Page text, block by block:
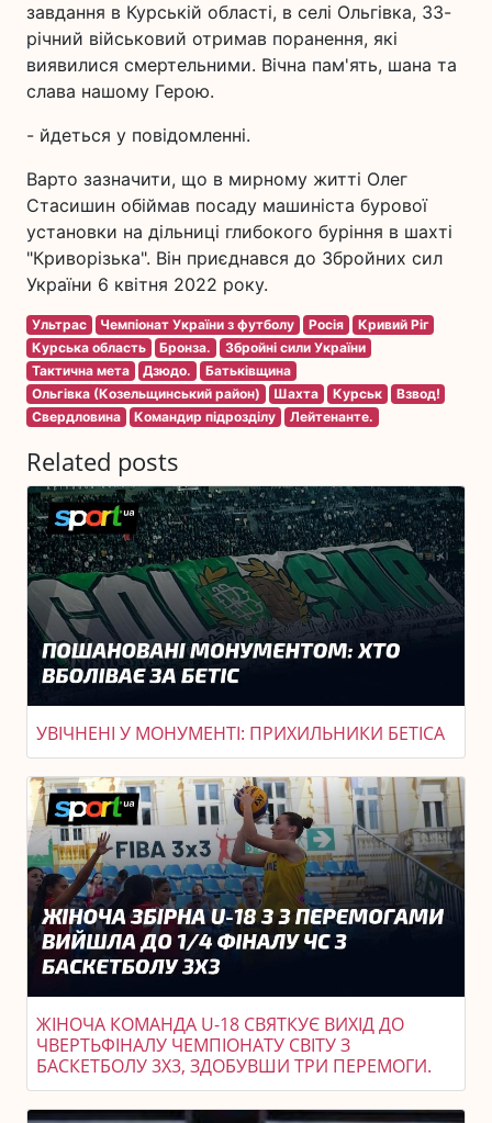
завдання в Курській області, в селі Ольгівка, 33-
річний військовий отримав поранення, які
виявилися смертельними. Вічна пам'ять, шана та
слава нашому Герою.
- йдеться у повідомленні.
Варто зазначити, що в мирному житті Олег
Стасишин обіймав посаду машиніста бурової
установки на дільниці глибокого буріння в шахті
"Криворізька". Він приєднався до Збройних сил
України 6 квітня 2022 року.
Ультрас Чемпіонат України з футболу Росія
Кривий Ріг
Курська область
Бронза.
Збройні сили України
Тактична мета
Дзюдо.
Батьківщина
Ольгівка (Козельщинський район)
Шахта Курськ
Взвод!
Свердловина
Командир підрозділу Лейтенанте.
Related posts
УВІЧНЕНІ У МОНУМЕНТІ: ПРИХИЛЬНИКИ БЕТІСА
ЖІНОЧА КОМАНДА U-18 СВЯТКУЄ ВИХІД ДО
ЧВЕРТЬФІНАЛУ ЧЕМПІОНАТУ СВІТУ З
БАСКЕТБОЛУ 3X3, ЗДОБУВШИ ТРИ ПЕРЕМОГИ.